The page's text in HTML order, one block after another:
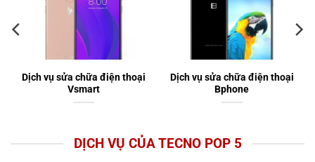
Dịch vụ sửa chữa điện thoại
Vsmart
Dịch vụ sửa chữa điện thoại
Bphone
DỊCH VỤ CỦA TECNO POP 5